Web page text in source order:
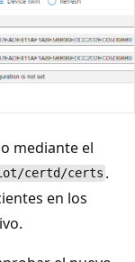
mediante el
certd/certs .
en los